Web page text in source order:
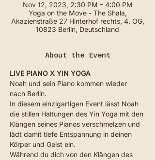
Nov 12, 2023, 2:30 PM – 4:00 PM
Yoga on the Move - The Shala,
Akazienstraße 27 Hinterhof rechts, 4. OG,
10823 Berlin, Deutschland
About the Event
LIVE PIANO X YIN YOGA
Noah und sein Piano kommen wieder
nach Berlin.
In diesem einzigartigen Event lässt Noah
die stillen Haltungen des Yin Yoga mit den
Klängen seines Pianos verschmelzen und
lädt damit tiefe Entspannung in deinen
Körper und Geist ein.
Während du dich von den Klängen des